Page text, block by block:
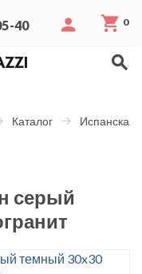
40 0
Каталог Испанская
серый